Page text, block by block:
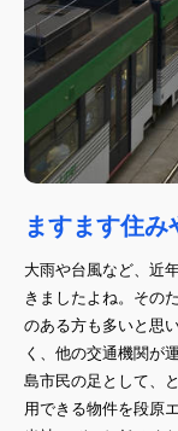
ますます住
大雨や台風など、近
きましたよね。その
のある方も多いと思
く、他の交通機関が
島市民の足として、
用できる物件を段原